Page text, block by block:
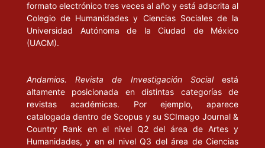
formato electrónico tres veces al año y está adscrita al
Colegio de Humanidades y Ciencias Sociales de la
Universidad Autónoma de la Ciudad de México
(UACM).
Andamios. Revista de Investigación Socialestá
altamente posicionada en distintas categorías de
revistas académicas. Por ejemplo, aparece
catalogada dentro de Scopus y su SCImago Journal &
Country Rank en el nivel Q2 del área de Artes y
Humanidades, y en el nivel Q3 del área de Ciencias